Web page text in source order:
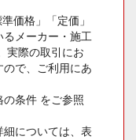
価格」「定価」
るメーカー・施工
際の取引にお
で、ご利用にあ
条件 をご参照
については、表